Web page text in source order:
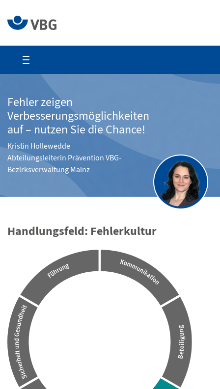
Fehler zeigen
Verbesserungsmöglichkeiten
auf – nutzen Sie die Chance!
Kristin Hollewedde
Abteilungsleiterin Prävention VBG-
Bezirksverwaltung Mainz
Handlungsfeld: Fehlerkultur